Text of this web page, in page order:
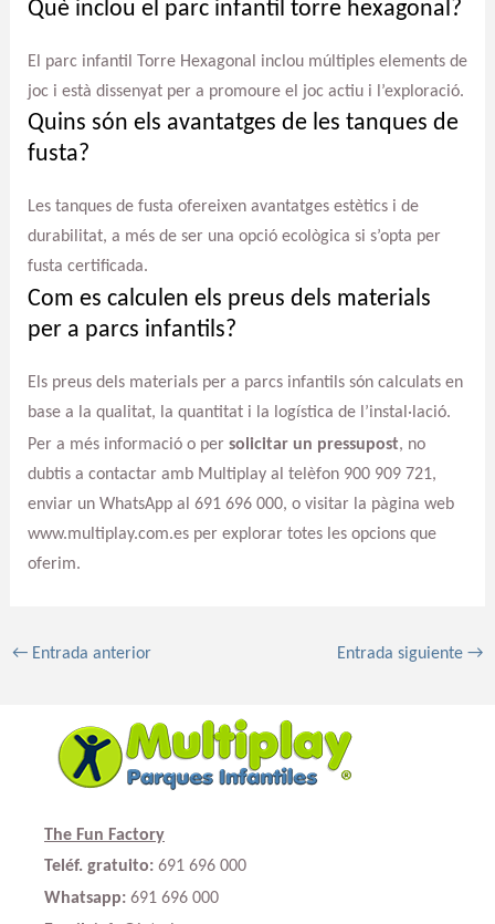
Què inclou el parc infantil torre hexagonal?
El parc infantil Torre Hexagonal inclou múltiples elements de
joc i està dissenyat per a promoure el joc actiu i l’exploració.
Quins són els avantatges de les tanques de
fusta?
Les tanques de fusta ofereixen avantatges estètics i de
durabilitat, a més de ser una opció ecològica si s’opta per
fusta certificada.
Com es calculen els preus dels materials
per a parcs infantils?
Els preus dels materials per a parcs infantils són calculats en
base a la qualitat, la quantitat i la logística de l’instal·lació.
Per a més informació o per solicitar un pressupost, no
dubtis a contactar amb Multiplay al telèfon 900 909 721,
enviar un WhatsApp al 691 696 000, o visitar la pàgina web
www.multiplay.com.es per explorar totes les opcions que
oferim.
←Entrada anterior Entrada siguiente→
The Fun Factory
Teléf. gratuito: 691 696 000
Whatsapp: 691 696 000